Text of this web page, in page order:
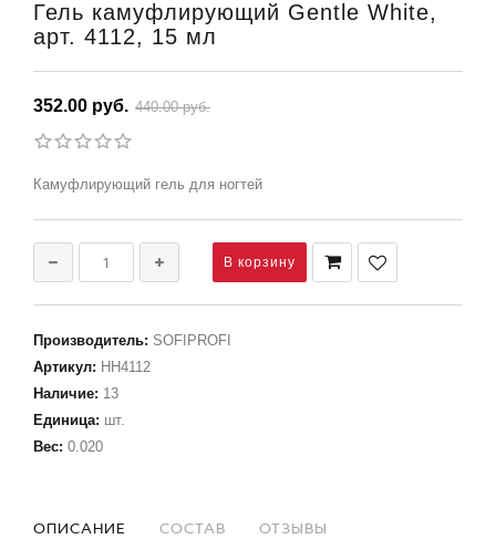
Гель камуфлирующий Gentle White,
арт. 4112, 15 мл
352.00 руб. 440.00 руб.
Камуфлирующий гель для ногтей
Производитель: SOFIPROFI
Артикул: НН4112
Наличие: 13
Единица: шт.
Вес: 0.020
ОПИСАНИЕ СОСТАВ
ОТЗЫВЫ